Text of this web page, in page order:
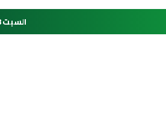
السبت 8 أغسطس 2026